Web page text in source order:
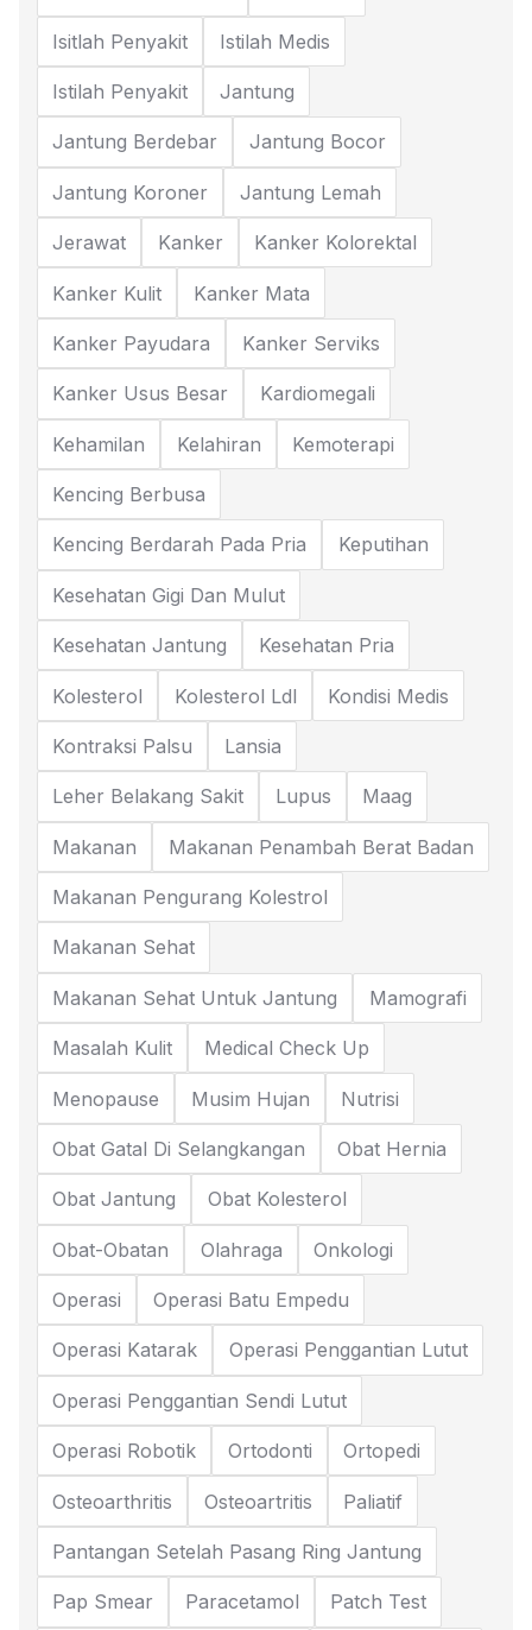
Isitlah Penyakit Istilah Medis
Istilah Penyakit Jantung
Jantung Berdebar Jantung Bocor
Jantung Koroner Jantung Lemah
Jerawat Kanker Kanker Kolorektal
Kanker Kulit Kanker Mata
Kanker Payudara Kanker Serviks
Kanker Usus Besar Kardiomegali
Kehamilan Kelahiran Kemoterapi
Kencing Berbusa
Kencing Berdarah Pada Pria Keputihan
Kesehatan Gigi Dan Mulut
Kesehatan Jantung Kesehatan Pria
Kolesterol Kolesterol Ldl Kondisi Medis
Kontraksi Palsu Lansia
Leher Belakang Sakit Lupus Maag
Makanan Makanan Penambah Berat Badan
Makanan Pengurang Kolestrol
Makanan Sehat
Makanan Sehat Untuk Jantung Mamografi
Masalah Kulit Medical Check Up
Menopause Musim Hujan Nutrisi
Obat Gatal Di Selangkangan Obat Hernia
Obat Jantung Obat Kolesterol
Obat-Obatan Olahraga Onkologi
Operasi Operasi Batu Empedu
Operasi Katarak Operasi Penggantian Lutut
Operasi Penggantian Sendi Lutut
Operasi Robotik Ortodonti Ortopedi
Osteoarthritis Osteoartritis Paliatif
Pantangan Setelah Pasang Ring Jantung
Pap Smear Paracetamol Patch Test